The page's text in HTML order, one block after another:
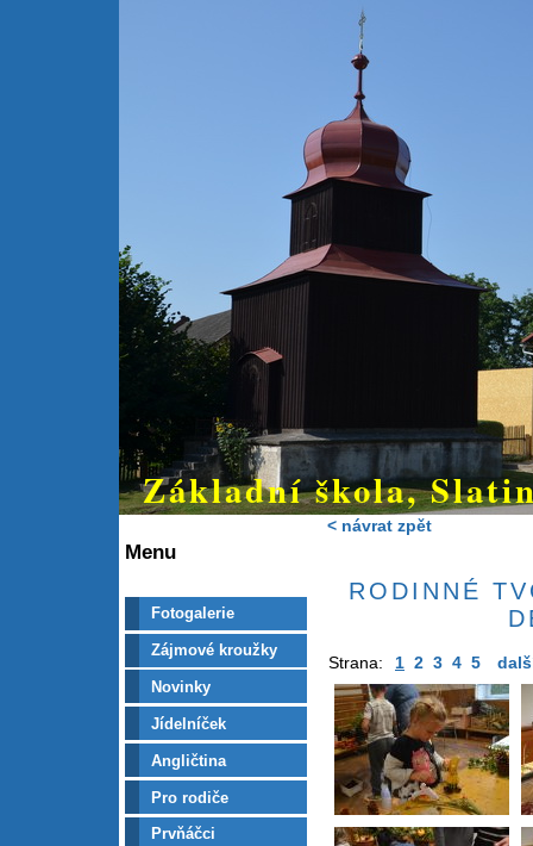
Základní škola,
Menu
Fotogalerie
Zájmové kroužky
Novinky
Jídelníček
Angličtina
Pro rodiče
Prvňáčci
< návrat zpět
RODINNÉ
Strana: 1 2 3 4 5